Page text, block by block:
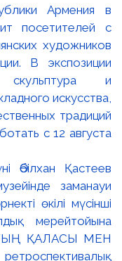
Армения в
посетителей с
художников
В экспозиции
скульптура и
искусства,
традиций
с 12 августа